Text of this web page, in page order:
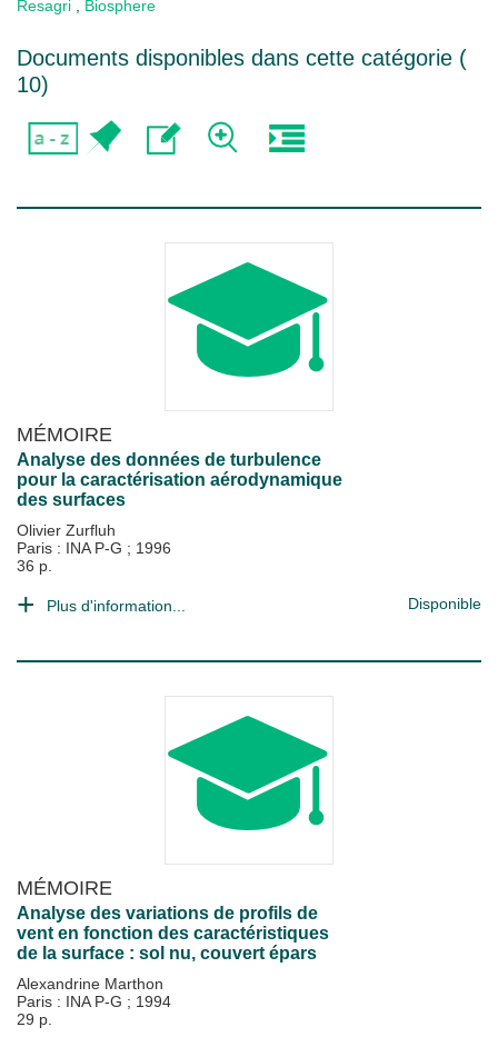
Resagri Biosphere
Documents disponibles dans cette catégorie (
10)
MÉMOIRE
Analyse des données de turbulence
pour la caractérisation aérodynamique
des surfaces
Olivier Zurfluh
Paris : INA P-G ; 1996
36 p.
Plus d'information... Disponible
MÉMOIRE
Analyse des variations de profils de
vent en fonction des caractéristiques
de la surface : sol nu, couvert épars
Alexandrine Marthon
Paris : INA P-G ; 1994
29 p.